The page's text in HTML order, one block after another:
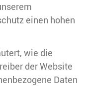
einen hohen
wie die
der Website
Daten